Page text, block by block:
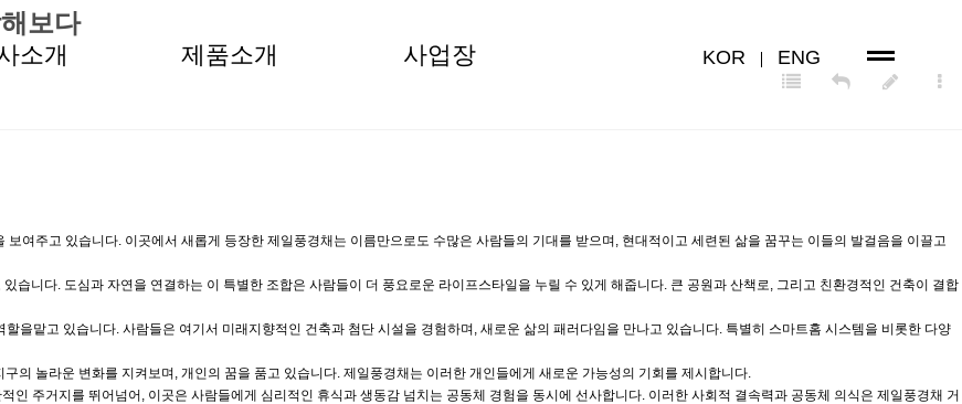
소개 제품소개 사업장 KOR ENG
보다
여주고 있습니다. 이곳에서 새롭게 등장한 제일풍경채는 이름만으로도 수많은 사람들의 기대를 받으며, 현대적이고 세련된 삶을 꿈꾸는 이들의 발걸음을 이끌고
습니다. 도심과 자연을 연결하는 이 특별한 조합은 사람들이 더 풍요로운 라이프스타일을 누릴 수 있게 해줍니다. 큰 공원과 산책로, 그리고 친환경적인 건축이 결합
을맡고 있습니다. 사람들은 여기서 미래지향적인 건축과 첨단 시설을 경험하며, 새로운 삶의 패러다임을 만나고 있습니다. 특별히 스마트홈 시스템을 비롯한 다양
의 놀라운 변화를 지켜보며, 개인의 꿈을 품고 있습니다. 제일풍경채는 이러한 개인들에게 새로운 가능성의 기회를 제시합니다.
인 주거지를 뛰어넘어, 이곳은 사람들에게 심리적인 휴식과 생동감 넘치는 공동체 경험을 동시에 선사합니다. 이러한 사회적 결속력과 공동체 의식은 제일풍경채 거